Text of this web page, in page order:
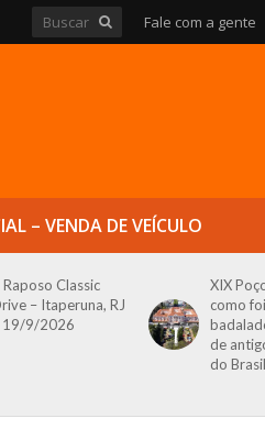
Fale com a gente
– VENDA DE VEÍCULO
Raposo Classic
– Itaperuna, RJ
19/9/2026
XIX
como
de
do Brasil